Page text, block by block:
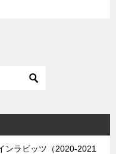
ラビッツ（2020-2021